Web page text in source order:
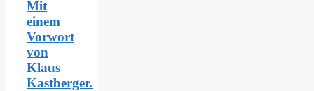
Mit
einem
Vorwort
von
Klaus
Kastberger.